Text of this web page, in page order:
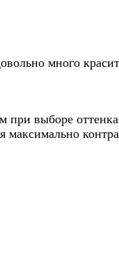
много
при выборе
максимально